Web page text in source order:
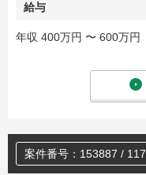
給与
年収 400万円 〜 600万円
案件番号：153887 / 117